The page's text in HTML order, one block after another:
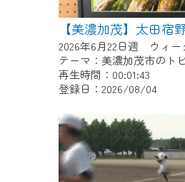
【美濃加茂】太田宿
テーマ：美濃加茂市のト
再生時間：00:01:43
登録日：2026/08/04